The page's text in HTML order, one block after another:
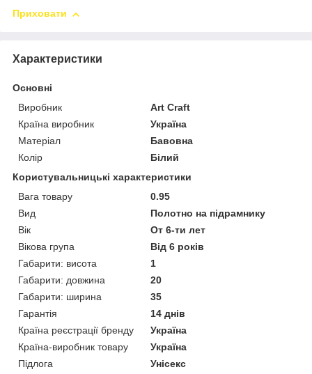
Приховати
Характеристики
Основні
Виробник
Art Craft
Країна виробник
Україна
Матеріал
Бавовна
Колір
Білий
Користувальницькі характеристики
Вага товару
0.95
Вид
Полотно на підрамнику
Вік
От 6-ти лет
Вікова група
Від 6 років
Габарити: висота
1
Габарити: довжина
20
Габарити: ширина
35
Гарантія
14 днів
Країна реєстрації бренду
Україна
Країна-виробник товару
Україна
Підлога
Унісекс